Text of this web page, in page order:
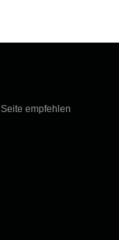
Seite empfehlen